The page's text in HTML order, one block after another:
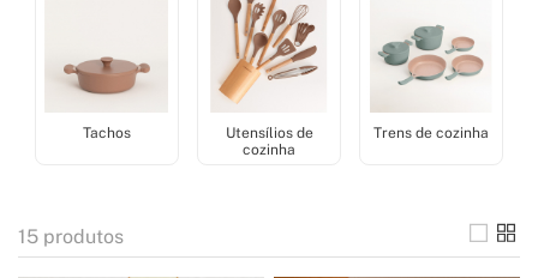
Tachos
Utensílios de
cozinha
Trens de cozinha
15 produtos